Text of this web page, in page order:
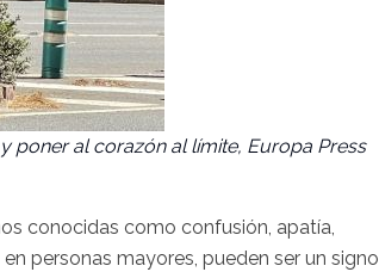
poner al corazón al límite, Europa Press
conocidas como confusión, apatía,
personas mayores, pueden ser un signo